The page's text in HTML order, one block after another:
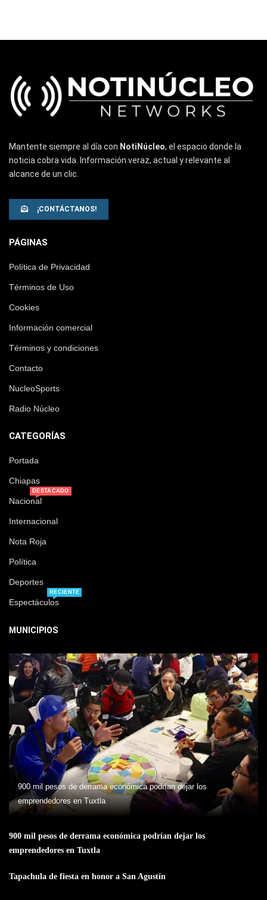
Mantente siempre al día con NotiNúcleo, el espacio donde la
noticia cobra vida. Información veraz, actual y relevante al
alcance de un clic.
¡CONTÁCTANOS!
PÁGINAS
Política de Privacidad
Términos de Uso
Cookies
Información comercial
Términos y condiciones
Contacto
NucleoSports
Radio Núcleo
CATEGORÍAS
Portada
Chiapas
Nacional
DESTACADO
Internacional
Nota Roja
Política
Deportes
Espectáculos
RECIENTE
MUNICIPIOS
900 mil pesos de derrama económica podrían dejar los
emprendedores en Tuxtla
900 mil pesos de derrama económica podrían dejar los
emprendedores en Tuxtla
Tapachula de fiesta en honor a San Agustín